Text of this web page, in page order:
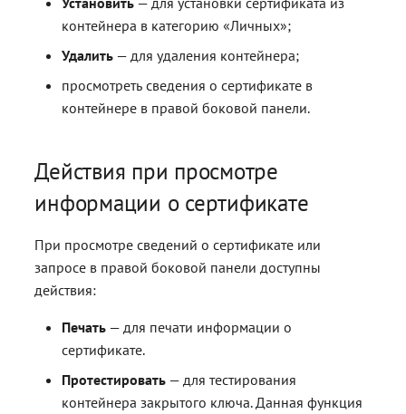
контейнера в категорию «Личных»;
Удалить — для удаления контейнера;
просмотреть сведения о сертификате в
контейнере в правой боковой панели.
Действия при просмотре
информации о сертификате
При просмотре сведений о сертификате или
запросе в правой боковой панели доступны
действия:
Печать — для печати информации о
сертификате.
Протестировать — для тестирования
контейнера закрытого ключа. Данная функция